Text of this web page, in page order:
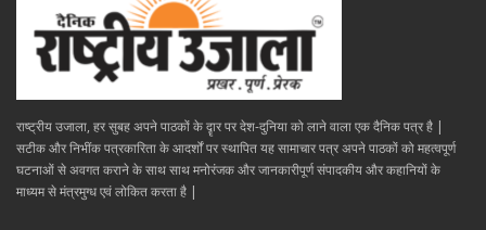
राष्ट्रीय उजाला, हर सुबह अपने पाठकों के दॄार पर देश-दुनिया को लाने वाला एक दैनिक पत्र है |
सटीक और निभींक पत्रकारिता के आदर्शों पर स्थापित यह सामाचार पत्र अपने पाठकों को महत्वपूर्ण
घटनाओं से अवगत कराने के साथ साथ मनोरंजक और जानकारीपूर्ण संपादकीय और कहानियों के
माध्यम से मंत्रमुग्ध एवं लोकित करता है |